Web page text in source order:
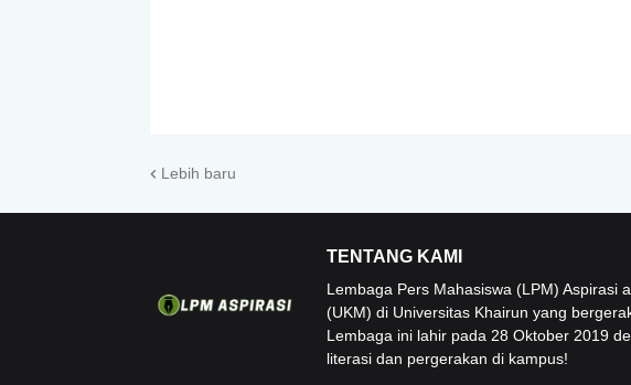
Lebih baru
TENTANG KAMI
Lembaga Pers Mahasiswa (LPM) Aspirasi
(UKM) di Universitas Khairun yang
Lembaga ini lahir pada 28 Oktober 2019
literasi dan pergerakan di kampus!